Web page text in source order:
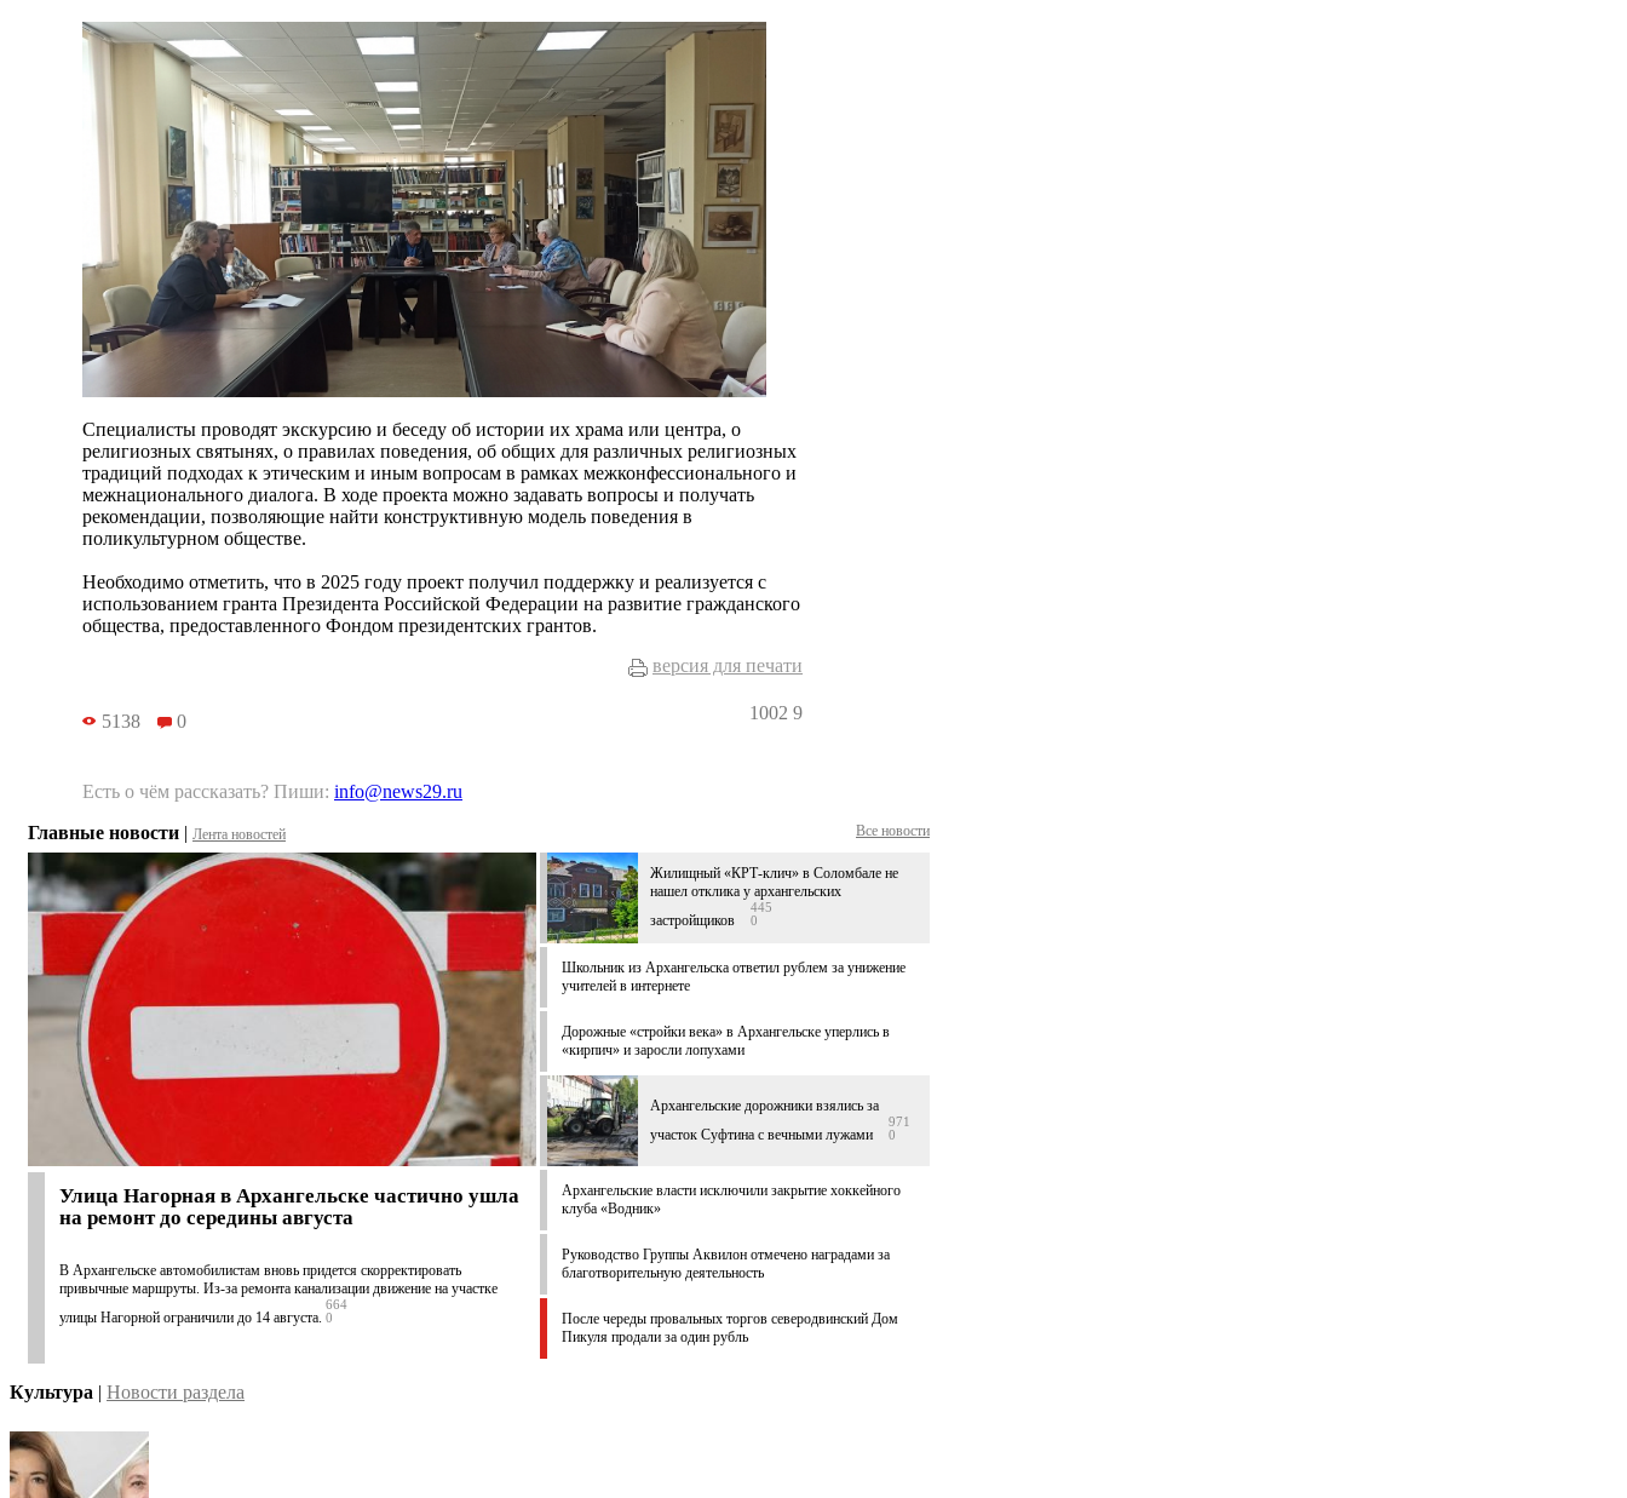
Специалисты проводят экскурсию и беседу об истории их храма или центра, о
религиозных святынях, о правилах поведения, об общих для различных религиозных
традиций подходах к этическим и иным вопросам в рамках межконфессионального и
межнационального диалога. В ходе проекта можно задавать вопросы и получать
рекомендации, позволяющие найти конструктивную модель поведения в
поликультурном обществе.
Необходимо отметить, что в 2025 году проект получил поддержку и реализуется с
использованием гранта Президента Российской Федерации на развитие гражданского
общества, предоставленного Фондом президентских грантов.
версия для печати
5138 0 1002 9
Есть о чём рассказать? Пиши: info@news29.ru
Главные новости | Лента новостей Все новости
Улица Нагорная в Архангельске частично ушла
на ремонт до середины августа
В Архангельске автомобилистам вновь придется скорректировать
привычные маршруты. Из-за ремонта канализации движение на участке
улицы Нагорной ограничили до 14 августа.
664
0
Жилищный «КРТ-клич» в Соломбале не
нашел отклика у архангельских
застройщиков
445
0
Школьник из Архангельска ответил рублем за унижение
учителей в интернете
Дорожные «стройки века» в Архангельске уперлись в
«кирпич» и заросли лопухами
Архангельские дорожники взялись за
участок Суфтина с вечными лужами
971
0
Архангельские власти исключили закрытие хоккейного
клуба «Водник»
Руководство Группы Аквилон отмечено наградами за
благотворительную деятельность
После череды провальных торгов северодвинский Дом
Пикуля продали за один рубль
Культура | Новости раздела